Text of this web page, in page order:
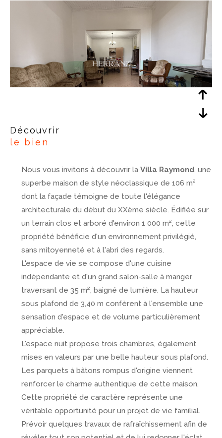
découvrir
le bien
Nous vous invitons à découvrir la Villa Raymond, une
superbe maison de style néoclassique de 106 m²
dont la façade témoigne de toute l'élégance
architecturale du début du XXème siècle. Édifiée sur
un terrain clos et arboré d'environ 1 000 m², cette
propriété bénéficie d'un environnement privilégié,
sans mitoyenneté et à l'abri des regards.
L'espace de vie se compose d'une cuisine
indépendante et d'un grand salon-salle à manger
traversant de 35 m², baigné de lumière. La hauteur
sous plafond de 3,40 m confèrent à l'ensemble une
sensation d'espace et de volume particulièrement
appréciable.
L'espace nuit propose trois chambres, également
mises en valeurs par une belle hauteur sous plafond.
Les parquets à bâtons rompus d'origine viennent
renforcer le charme authentique de cette maison.
Cette propriété de caractère représente une
véritable opportunité pour un projet de vie familial.
Prévoir quelques travaux de rafraîchissement afin de